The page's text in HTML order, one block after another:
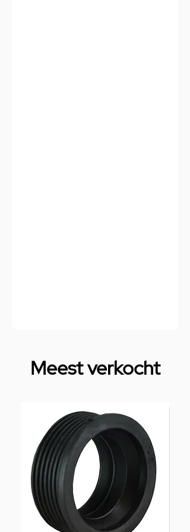
Meest verkocht